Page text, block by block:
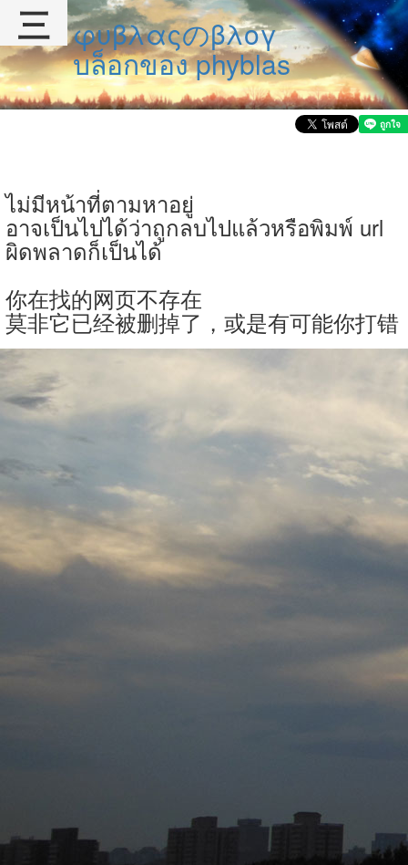
φυβλαςのβλογ
บล็อกของ phyblas
ไม่มีหน้าที่ตามหาอยู่
อาจเป็นไปได้ว่าถูกลบไปแล้วหรือพิมพ์ url
ผิดพลาดก็เป็นได้
你在找的网页不存在
莫非它已经被删掉了，或是有可能你打错
三